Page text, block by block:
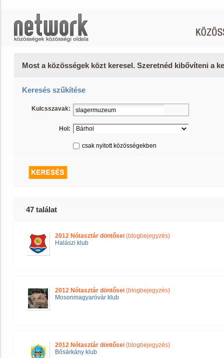
Most a közösségek közt keresel. Szeretnéd kibővíteni a
Keresés szűkítése
Kulcsszavak:
Hol:
csak nyitott közösségekben
47 találat
2012 Nótasztár döntősei (blogbejegyzés)
Halászi klub
2012 Nótasztár döntősei (blogbejegyzés)
Mosonmagyaróvár klub
2012 Nótasztár döntősei (blogbejegyzés)
Bősárkány klub